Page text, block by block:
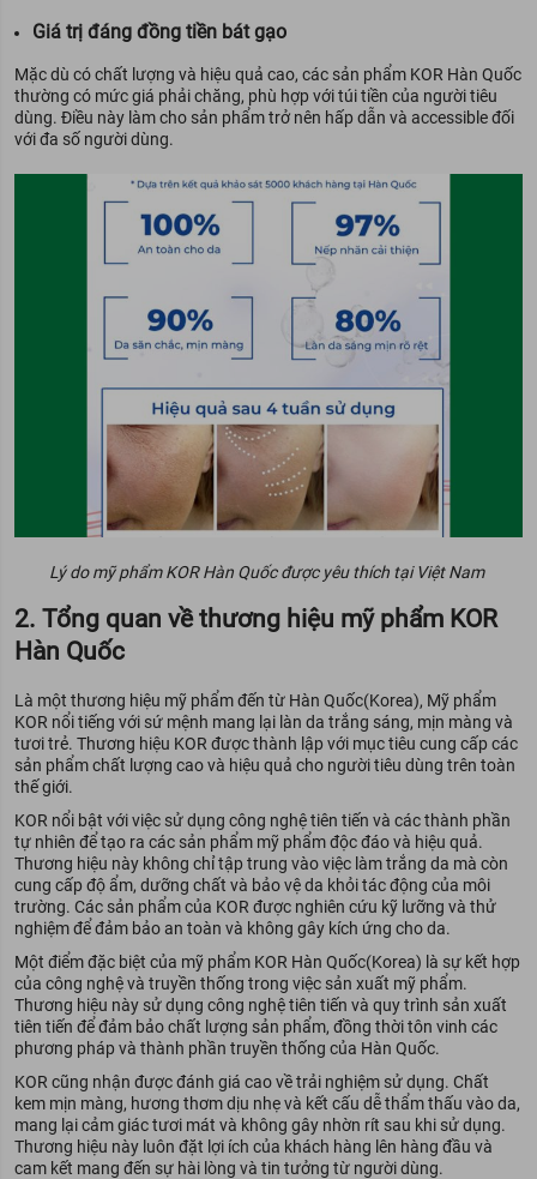
Giá trị đáng đồng tiền bát gạo
Mặc dù có chất lượng và hiệu quả cao, các sản phẩm KOR Hàn Quốc
thường có mức giá phải chăng, phù hợp với túi tiền của người tiêu
dùng. Điều này làm cho sản phẩm trở nên hấp dẫn và accessible đối
với đa số người dùng.
Lý do mỹ phẩm KOR Hàn Quốc được yêu thích tại Việt Nam
2. Tổng quan về thương hiệu mỹ phẩm KOR
Hàn Quốc
Là một thương hiệu mỹ phẩm đến từ Hàn Quốc(Korea), Mỹ phẩm
KOR nổi tiếng với sứ mệnh mang lại làn da trắng sáng, mịn màng và
tươi trẻ. Thương hiệu KOR được thành lập với mục tiêu cung cấp các
sản phẩm chất lượng cao và hiệu quả cho người tiêu dùng trên toàn
thế giới.
KOR nổi bật với việc sử dụng công nghệ tiên tiến và các thành phần
tự nhiên để tạo ra các sản phẩm mỹ phẩm độc đáo và hiệu quả.
Thương hiệu này không chỉ tập trung vào việc làm trắng da mà còn
cung cấp độ ẩm, dưỡng chất và bảo vệ da khỏi tác động của môi
trường. Các sản phẩm của KOR được nghiên cứu kỹ lưỡng và thử
nghiệm để đảm bảo an toàn và không gây kích ứng cho da.
Một điểm đặc biệt của mỹ phẩm KOR Hàn Quốc(Korea) là sự kết hợp
của công nghệ và truyền thống trong việc sản xuất mỹ phẩm.
Thương hiệu này sử dụng công nghệ tiên tiến và quy trình sản xuất
tiên tiến để đảm bảo chất lượng sản phẩm, đồng thời tôn vinh các
phương pháp và thành phần truyền thống của Hàn Quốc.
KOR cũng nhận được đánh giá cao về trải nghiệm sử dụng. Chất
kem mịn màng, hương thơm dịu nhẹ và kết cấu dễ thẩm thấu vào da,
mang lại cảm giác tươi mát và không gây nhờn rít sau khi sử dụng.
Thương hiệu này luôn đặt lợi ích của khách hàng lên hàng đầu và
cam kết mang đến sự hài lòng và tin tưởng từ người dùng.